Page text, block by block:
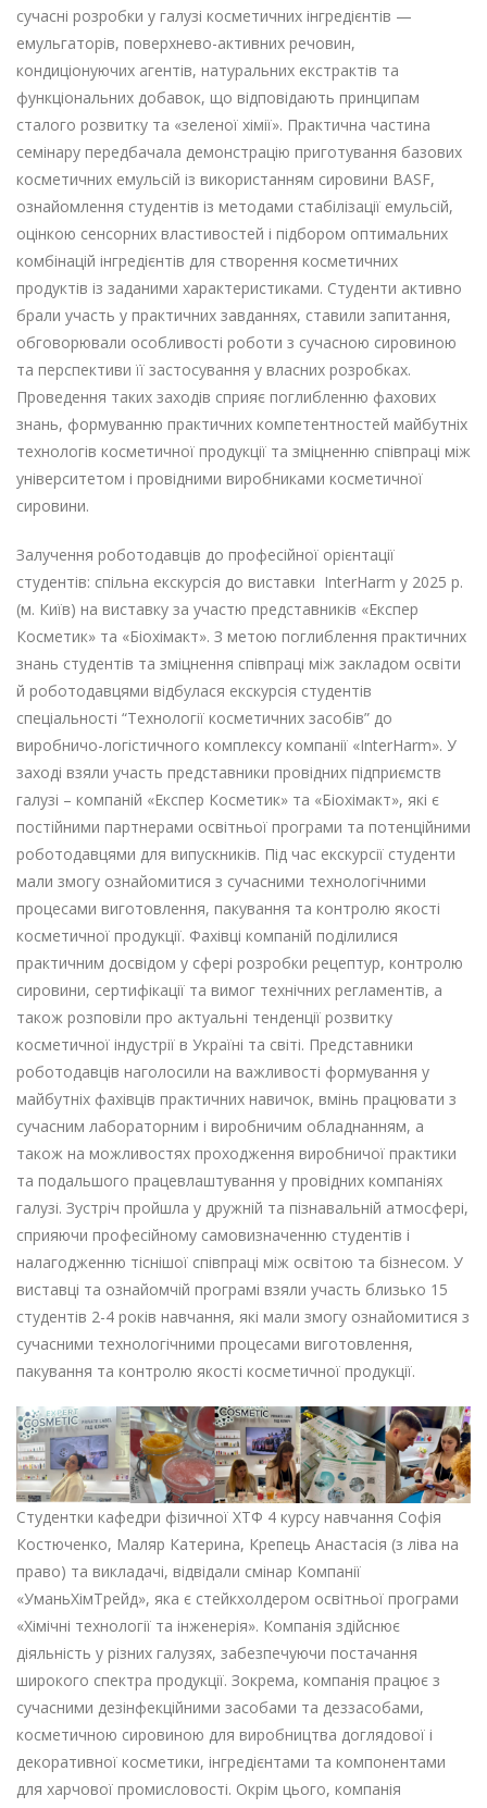
сучасні розробки у галузі косметичних інгредієнтів —
емульгаторів, поверхнево-активних речовин,
кондиціонуючих агентів, натуральних екстрактів та
функціональних добавок, що відповідають принципам
сталого розвитку та «зеленої хімії». Практична частина
семінару передбачала демонстрацію приготування базових
косметичних емульсій із використанням сировини BASF,
ознайомлення студентів із методами стабілізації емульсій,
оцінкою сенсорних властивостей і підбором оптимальних
комбінацій інгредієнтів для створення косметичних
продуктів із заданими характеристиками. Студенти активно
брали участь у практичних завданнях, ставили запитання,
обговорювали особливості роботи з сучасною сировиною
та перспективи її застосування у власних розробках.
Проведення таких заходів сприяє поглибленню фахових
знань, формуванню практичних компетентностей майбутніх
технологів косметичної продукції та зміцненню співпраці між
університетом і провідними виробниками косметичної
сировини.
Залучення роботодавців до професійної орієнтації
студентів: спільна екскурсія до виставки InterHarm у 2025 р.
(м. Київ) на виставку за участю представників «Експер
Косметик» та «Біохімакт». З метою поглиблення практичних
знань студентів та зміцнення співпраці між закладом освіти
й роботодавцями відбулася екскурсія студентів
спеціальності “Технології косметичних засобів” до
виробничо-логістичного комплексу компанії «InterHarm». У
заході взяли участь представники провідних підприємств
галузі – компаній «Експер Косметик» та «Біохімакт», які є
постійними партнерами освітньої програми та потенційними
роботодавцями для випускників. Під час екскурсії студенти
мали змогу ознайомитися з сучасними технологічними
процесами виготовлення, пакування та контролю якості
косметичної продукції. Фахівці компаній поділилися
практичним досвідом у сфері розробки рецептур, контролю
сировини, сертифікації та вимог технічних регламентів, а
також розповіли про актуальні тенденції розвитку
косметичної індустрії в Україні та світі. Представники
роботодавців наголосили на важливості формування у
майбутніх фахівців практичних навичок, вмінь працювати з
сучасним лабораторним і виробничим обладнанням, а
також на можливостях проходження виробничої практики
та подальшого працевлаштування у провідних компаніях
галузі. Зустріч пройшла у дружній та пізнавальній атмосфері,
сприяючи професійному самовизначенню студентів і
налагодженню тіснішої співпраці між освітою та бізнесом. У
виставці та ознайомчій програмі взяли участь близько 15
студентів 2-4 років навчання, які мали змогу ознайомитися з
сучасними технологічними процесами виготовлення,
пакування та контролю якості косметичної продукції.
Студентки кафедри фізичної ХТФ 4 курсу навчання Софія
Костюченко, Маляр Катерина, Крепець Анастасія (з ліва на
право) та викладачі, відвідали смінар Компанії
«УманьХімТрейд», яка є стейкхолдером освітньої програми
«Хімічні технології та інженерія». Компанія здійснює
діяльність у різних галузях, забезпечуючи постачання
широкого спектра продукції. Зокрема, компанія працює з
сучасними дезінфекційними засобами та деззасобами,
косметичною сировиною для виробництва доглядової і
декоративної косметики, інгредієнтами та компонентами
для харчової промисловості. Окрім цього, компанія